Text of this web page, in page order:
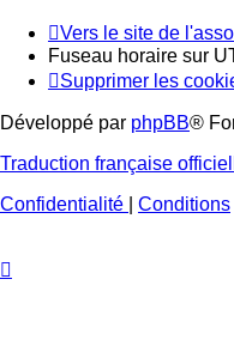
Vers le site de
Fuseau horaire sur
Supprimer les
Développé par phpBB®
Traduction française
Confidentialité
Conditions